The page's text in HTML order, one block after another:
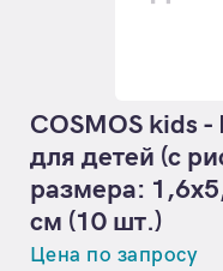
COSMOS kids
для детей (с
размера:
см (10 шт.)
Цена по запросу